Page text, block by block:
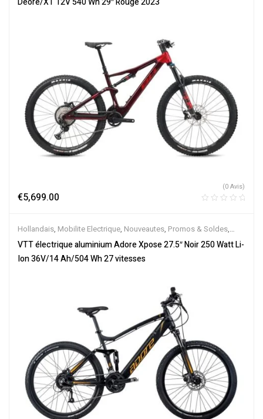
€5,699.00
(0 Avis)
Hollandais, Mobilite Electrique, Nouveautes, Promos & Soldes,
Tout-Suspendus,Vélo électrique ville,Velos Electriques,VTT
Électriques
VTT électrique aluminium Adore Xpose 27.5″ Noir 250 Watt Li-
Ion 36V/14 Ah/504 Wh 27 vitesses